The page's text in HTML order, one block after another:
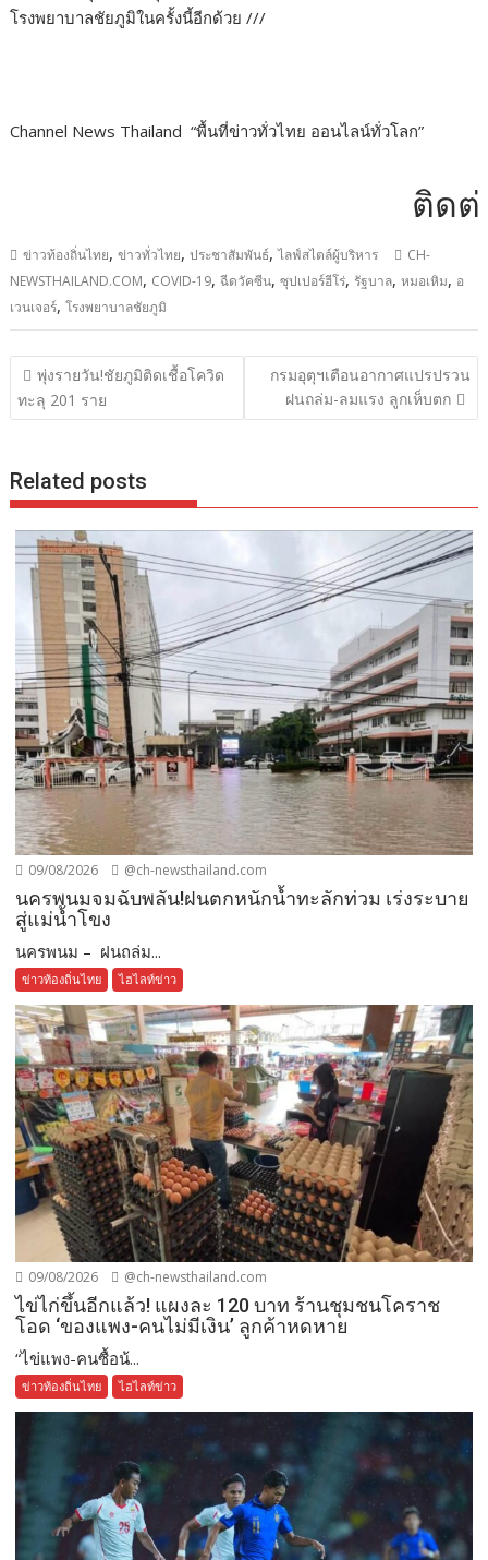
โรงพยาบาลชัยภูมิในครั้งนี้อีกด้วย ///
Channel News Thailand “พื้นที่ข่าวทั่วไทย ออนไลน์ทั่วโลก”
ติดต่อโฆ
ข่าวท้องถิ่นไทย,ข่าวทั่วไทย,ประชาสัมพันธ์,ไลฟ์สไตล์ผู้บริหาร
CH-
NEWSTHAILAND.COM, COVID-19,ฉีดวัคซีน,ซุปเปอร์ฮีโร่, รัฐบาล,หมอเหิม, อ
เวนเจอร์,โรงพยาบาลชัยภูมิ
แนะแนว
เรื่อง
พุ่งรายวัน!ชัยภูมิติดเชื้อโควิด
ทะลุ 201 ราย
กรมอุตุฯเตือนอากาศแปรปรวน
ฝนถล่ม-ลมแรง ลูกเห็บตก
Related posts
09/08/2026 @ch-newsthailand.com
นครพนมจมฉับพลัน!ฝนตกหนักน้ำทะลักท่วม เร่งระบาย
สู่แม่น้ำโขง
นครพนม – ฝนถล่ม...
ข่าวท้องถิ่นไทย ไฮไลท์ข่าว
09/08/2026 @ch-newsthailand.com
ไข่ไก่ขึ้นอีกแล้ว! แผงละ 120 บาท ร้านชุมชนโคราช
โอด ‘ของแพง-คนไม่มีเงิน’ ลูกค้าหดหาย
“ไข่แพง-คนซื้อน้...
ข่าวท้องถิ่นไทย ไฮไลท์ข่าว